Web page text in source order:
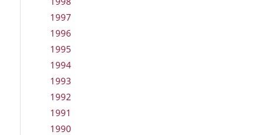
1997
1996
1995
1994
1993
1992
1991
1990